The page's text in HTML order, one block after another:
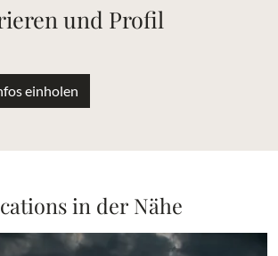
und Profil
einholen
in der Nähe